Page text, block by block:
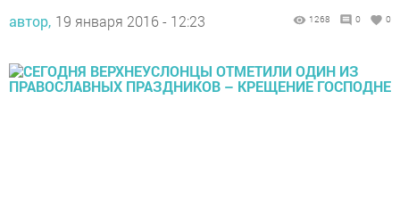
автор, 19 января 2016 - 12:23 1268 0 0